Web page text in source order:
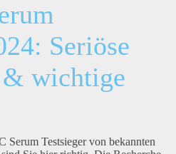
Seriöse
& wichtige
Serum Testsieger von bekannten